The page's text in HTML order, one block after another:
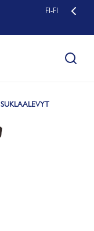
FI-FI
SUKLAALEVYT